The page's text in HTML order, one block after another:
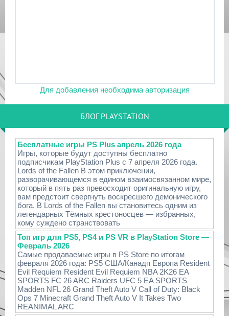
Для добавления необходима авторизация
БЛОГ PLAYSTATION
Бесплатные игры PS Plus апрель 2026 года
Игры, которые будут доступны бесплатно
подписчикам PlayStation Plus с 7 апреля 2026 года.
Lords of the Fallen В этом приключении,
разворачивающемся в едином взаимосвязанном мире,
который в пять раз превосходит оригинальную игру,
вам предстоит свергнуть воскресшего демонического
бога. В Lords of the Fallen вы становитесь одним из
легендарных Тёмных крестоносцев — избранных,
кому суждено странствовать
Топ игр для PS5, PS4 и PS VR в PlayStation Store —
Февраль 2026
Самые продаваемые игры в PS Store по итогам
февраля 2026 года: PS5 США/Канадп Европа Resident
Evil Requiem Resident Evil Requiem NBA 2K26 EA
SPORTS FC 26 ARC Raiders UFC 5 EA SPORTS
Madden NFL 26 Grand Theft Auto V Call of Duty: Black
Ops 7 Minecraft Grand Theft Auto V It Takes Two
REANIMAL ARC